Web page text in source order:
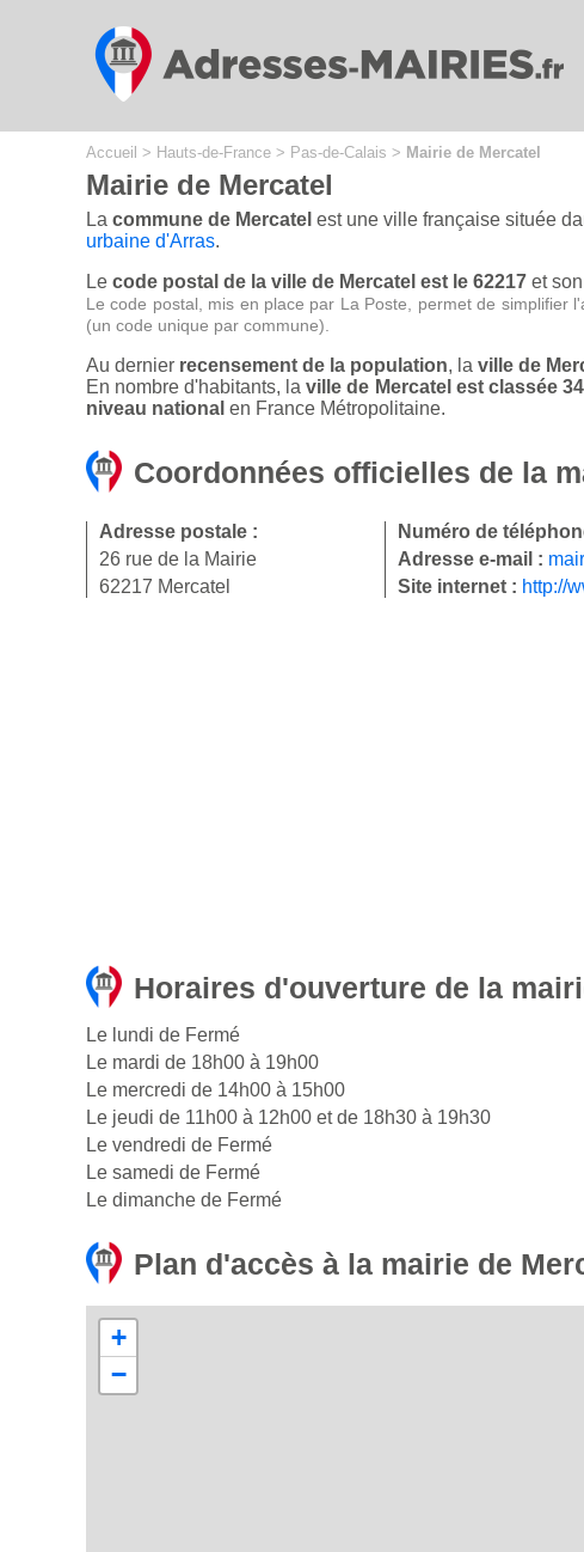
Accueil > Hauts-de-France > Pas-de-Calais > Mairie de Mercatel
Mairie de Mercatel
La commune de Mercatel est une ville française située
urbaine d'Arras.
Le code postal de la ville de Mercatel est le 62217 et
Le code postal, mis en place par La Poste, permet de simplifier
(un code unique par commune).
Au dernier recensement de la population, la ville de
En nombre d'habitants, laville de Mercatel est classée
niveau national en France Métropolitaine.
Coordonnées officielles de la
Adresse postale :
26 rue de la Mairie
62217 Mercatel
Numéro de
Adresse e-mail :
Site internet : http://
Horaires d'ouverture de la
Le lundi de Fermé
Le mardi de 18h00 à 19h00
Le mercredi de 14h00 à 15h00
Le jeudi de 11h00 à 12h00 et de 18h30 à 19h30
Le vendredi de Fermé
Le samedi de Fermé
Le dimanche de Fermé
Plan d'accès à la mairie de
+
−